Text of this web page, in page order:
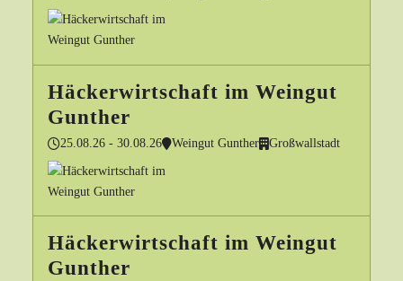
Häckerwirtschaft im Weingut
Gunther
25.08.26 - 30.08.26 Weingut Gunther Großwallstadt
Häckerwirtschaft im Weingut
Gunther